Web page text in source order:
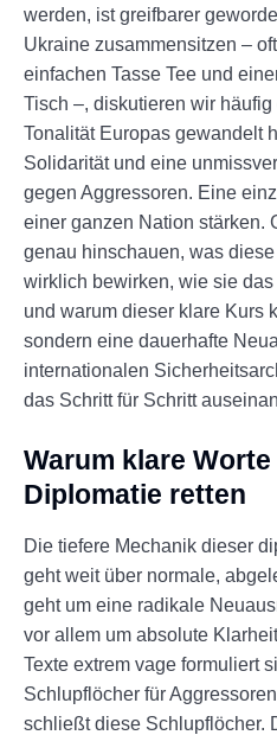
werden, ist greifbarer
Ukraine zusammensitzen –
einfachen Tasse Tee und
Tisch –, diskutieren wir
Tonalität Europas gewandelt
Solidarität und eine
gegen Aggressoren. Eine
einer ganzen Nation stärken.
genau hinschauen, was
wirklich bewirken, wie sie
und warum dieser klare Kurs
sondern eine dauerhafte
internationalen
das Schritt für Schritt
Warum klare
Diplomatie retten
Die tiefere Mechanik dieser
geht weit über normale,
geht um eine radikale
vor allem um absolute
Texte extrem vage formuliert
Schlupflöcher für
schließt diese Schlupflöcher.